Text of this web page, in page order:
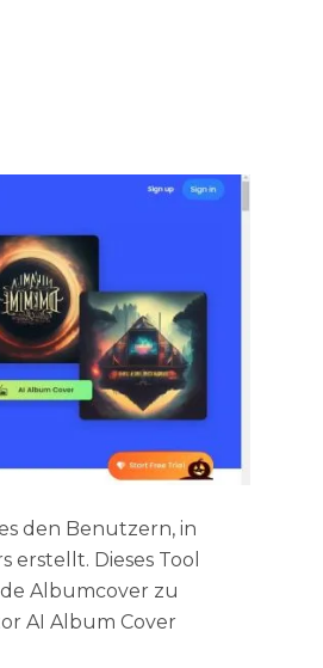
den Benutzern, in
erstellt. Dieses Tool
Albumcover zu
AI Album Cover